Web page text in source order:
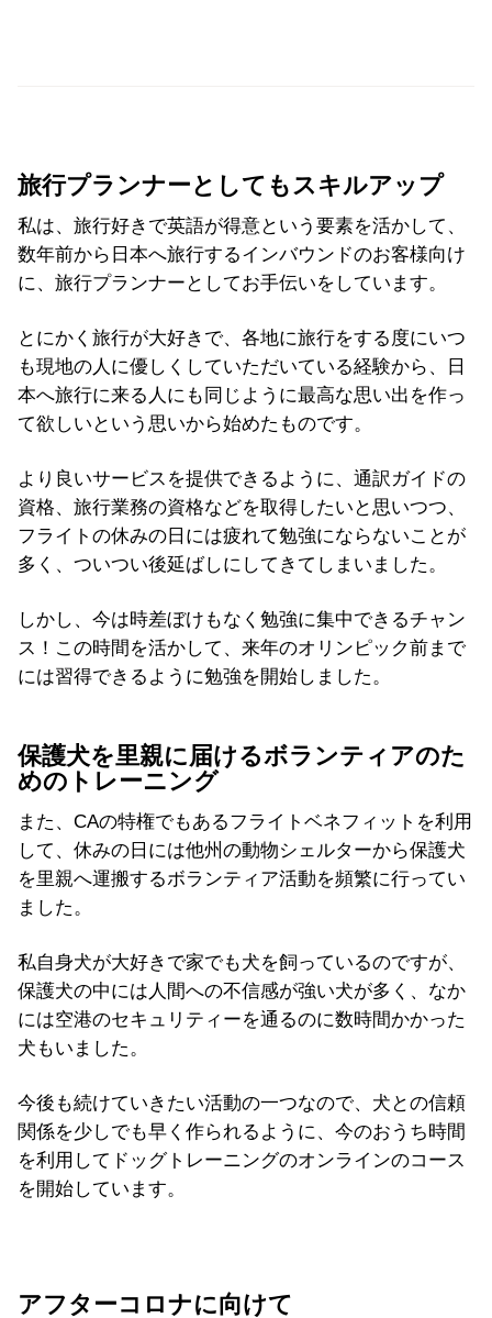
旅行プランナーとしてもスキルアップ
私は、旅行好きで英語が得意という要素を活かして、
数年前から日本へ旅行するインバウンドのお客様向け
に、旅行プランナーとしてお手伝いをしています。
とにかく旅行が大好きで、各地に旅行をする度にいつ
も現地の人に優しくしていただいている経験から、日
本へ旅行に来る人にも同じように最高な思い出を作っ
て欲しいという思いから始めたものです。
より良いサービスを提供できるように、通訳ガイドの
資格、旅行業務の資格などを取得したいと思いつつ、
フライトの休みの日には疲れて勉強にならないことが
多く、ついつい後延ばしにしてきてしまいました。
しかし、今は時差ぼけもなく勉強に集中できるチャン
ス！この時間を活かして、来年のオリンピック前まで
には習得できるように勉強を開始しました。
保護犬を里親に届けるボランティアのた
めのトレーニング
また、CAの特権でもあるフライトベネフィットを利用
して、休みの日には他州の動物シェルターから保護犬
を里親へ運搬するボランティア活動を頻繁に行ってい
ました。
私自身犬が大好きで家でも犬を飼っているのですが、
保護犬の中には人間への不信感が強い犬が多く、なか
には空港のセキュリティーを通るのに数時間かかった
犬もいました。
今後も続けていきたい活動の一つなので、犬との信頼
関係を少しでも早く作られるように、今のおうち時間
を利用してドッグトレーニングのオンラインのコース
を開始しています。
アフターコロナに向けて